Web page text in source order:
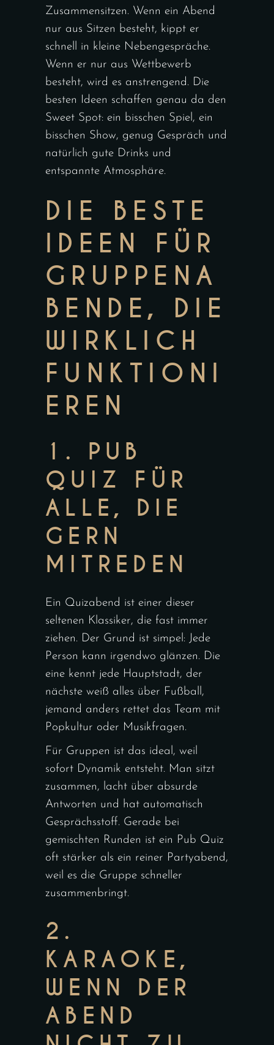
Zusammensitzen. Wenn ein Abend
nur aus Sitzen besteht, kippt er
schnell in kleine Nebengespräche.
Wenn er nur aus Wettbewerb
besteht, wird es anstrengend. Die
besten Ideen schaffen genau da den
Sweet Spot: ein bisschen Spiel, ein
bisschen Show, genug Gespräch und
natürlich gute Drinks und
entspannte Atmosphäre.
DIE BESTE
IDEEN FÜR
GRUPPENA
BENDE, DIE
WIRKLICH
FUNKTIONI
EREN
1. PUB
QUIZ FÜR
ALLE, DIE
GERN
MITREDEN
Ein Quizabend ist einer dieser
seltenen Klassiker, die fast immer
ziehen. Der Grund ist simpel: Jede
Person kann irgendwo glänzen. Die
eine kennt jede Hauptstadt, der
nächste weiß alles über Fußball,
jemand anders rettet das Team mit
Popkultur oder Musikfragen.
Für Gruppen ist das ideal, weil
sofort Dynamik entsteht. Man sitzt
zusammen, lacht über absurde
Antworten und hat automatisch
Gesprächsstoff. Gerade bei
gemischten Runden ist ein Pub Quiz
oft stärker als ein reiner Partyabend,
weil es die Gruppe schneller
zusammenbringt.
2.
KARAOKE,
WENN DER
ABEND